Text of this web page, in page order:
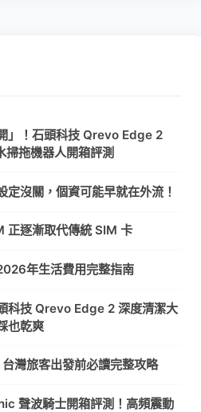
」！石頭科技 Qrevo Edge 2
拖機器人開箱評測
定沒關，個資可能早就在外流！
正逐漸取代傳統 SIM 卡
年生活費用完整指南
科技 Qrevo Edge 2 深度清潔大
也乾爽
灣旅客出發前必讀完整攻略
聲波騎士開箱評測！高頻震動